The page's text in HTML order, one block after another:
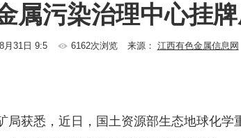
属污染治理中心挂
月31日 9:5 6162次浏览 来源： 江西有色金属信息网
获悉，近日，国土资源部生态地球化学